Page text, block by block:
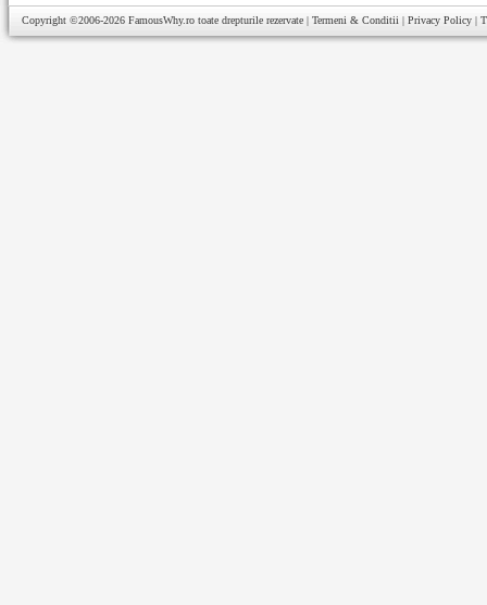
Copyright ©2006-2026 FamousWhy.ro toate drepturile rezervate | Termeni & Conditii | Privacy Policy |